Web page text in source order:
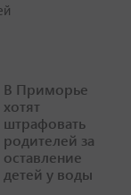
В Приморье
хотят
штрафовать
родителей за
оставление
детей у воды